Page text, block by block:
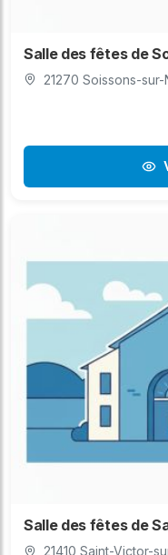
Salle des fêtes de
21270 Soissons-
Salle des fêtes de
21410 Saint-Victor-